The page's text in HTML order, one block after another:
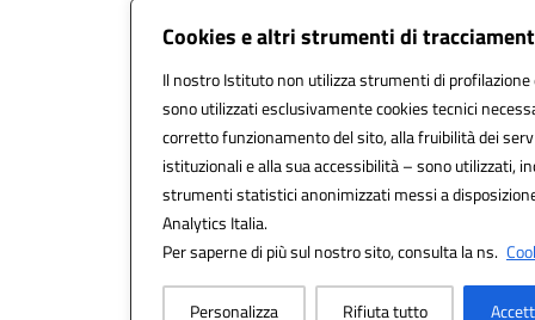
Cookies e altri strumenti di
Il nostro Istituto non utilizza strumenti di
sono utilizzati esclusivamente cookies tecnici
corretto funzionamento del sito, alla fruibilità dei
istituzionali e alla sua accessibilità – sono utilizzati,
strumenti statistici anonimizzati messi a
Analytics Italia.
Per saperne di più sul nostro sito, consulta la ns.
Personalizza Rifiuta tutto